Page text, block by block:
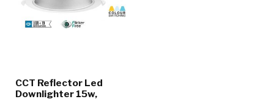
CCT Reflector Led
Downlighter 15w,